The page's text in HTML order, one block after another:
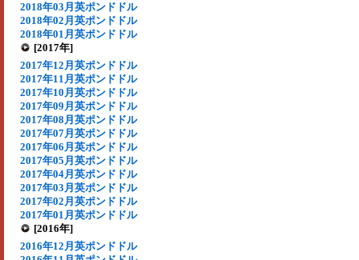
2018年03月英ポンドドル
2018年02月英ポンドドル
2018年01月英ポンドドル
[2017年]
2017年12月英ポンドドル
2017年11月英ポンドドル
2017年10月英ポンドドル
2017年09月英ポンドドル
2017年08月英ポンドドル
2017年07月英ポンドドル
2017年06月英ポンドドル
2017年05月英ポンドドル
2017年04月英ポンドドル
2017年03月英ポンドドル
2017年02月英ポンドドル
2017年01月英ポンドドル
[2016年]
2016年12月英ポンドドル